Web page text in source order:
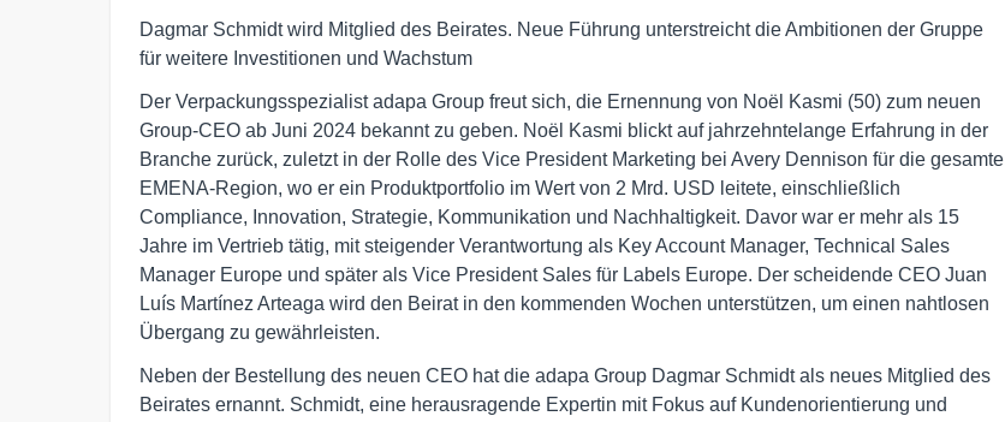
Dagmar Schmidt wird Mitglied des Beirates. Neue Führung unterstreicht die Ambitionen der Gruppe
für weitere Investitionen und Wachstum
Der Verpackungsspezialist adapa Group freut sich, die Ernennung von Noël Kasmi (50) zum neuen
Group-CEO ab Juni 2024 bekannt zu geben. Noël Kasmi blickt auf jahrzehntelange Erfahrung in der
Branche zurück, zuletzt in der Rolle des Vice President Marketing bei Avery Dennison für die gesamte
EMENA-Region, wo er ein Produktportfolio im Wert von 2 Mrd. USD leitete, einschließlich
Compliance, Innovation, Strategie, Kommunikation und Nachhaltigkeit. Davor war er mehr als 15
Jahre im Vertrieb tätig, mit steigender Verantwortung als Key Account Manager, Technical Sales
Manager Europe und später als Vice President Sales für Labels Europe. Der scheidende CEO Juan
Luís Martínez Arteaga wird den Beirat in den kommenden Wochen unterstützen, um einen nahtlosen
Übergang zu gewährleisten.
Neben der Bestellung des neuen CEO hat die adapa Group Dagmar Schmidt als neues Mitglied des
Beirates ernannt. Schmidt, eine herausragende Expertin mit Fokus auf Kundenorientierung und